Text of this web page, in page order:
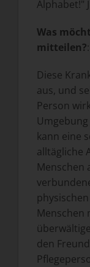
Alphabet!" J
Was
mitteilen?:
Diese
aus, und
Person
kann eine
alltägliche
Menschen
Menschen
den